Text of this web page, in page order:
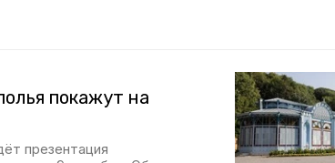
покажут на
презентация